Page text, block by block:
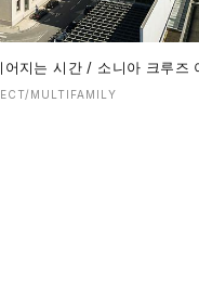
지는 시간 / 소니아 크루즈
MULTIFAMILY